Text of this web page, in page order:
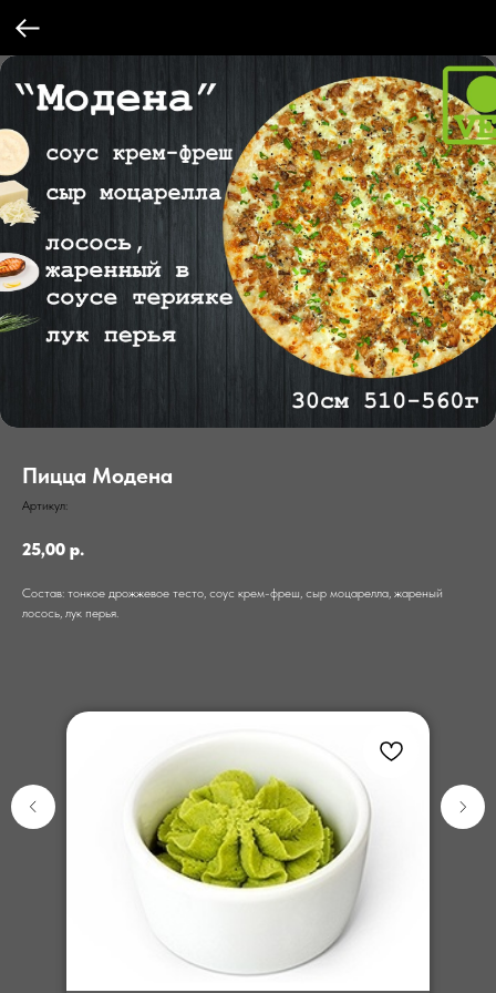
Пицца Модена
Артикул:
25,00 р.
Состав: тонкое дрожжевое тесто, соус крем-фреш, сыр моцарелла, жареный
лосось, лук перья.